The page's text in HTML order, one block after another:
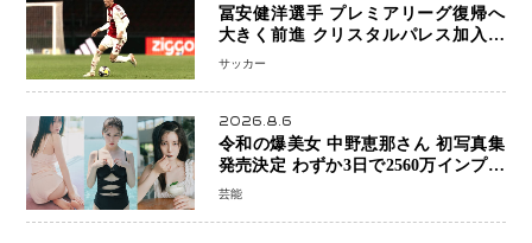
冨安健洋選手 プレミアリーグ復帰へ
大きく前進 クリスタルパレス加入目
前 メディカルチェックも通過
サッカー
2026.8.6
令和の爆美女 中野恵那さん 初写真集
発売決定 わずか3日で2560万インプレ
ッションを記録した話題の美貌を凝縮
芸能